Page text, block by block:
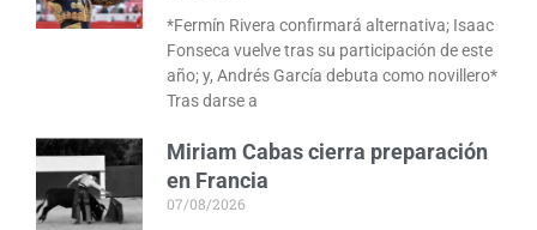
*Fermín Rivera confirmará alternativa; Isaac
Fonseca vuelve tras su participación de este
año; y, Andrés García debuta como novillero*
Tras darse a
Miriam Cabas cierra preparación
en Francia
07/08/2026